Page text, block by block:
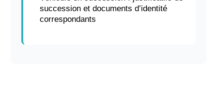
succession et documents d’identité
correspondants